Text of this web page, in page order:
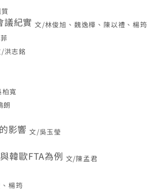
議紀實 文/林俊旭、魏逸樺、陳以禮、楊筠
洪志銘
寬
朗
影響 文/吳玉瑩
韓歐FTA為例 文/陳孟君
楊筠